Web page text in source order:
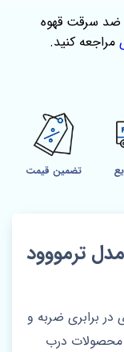
ضد سرقت قهوه
مراجعه کنید.
تضمین قیمت
ترمووود
برابری ضربه و
محصولات درب